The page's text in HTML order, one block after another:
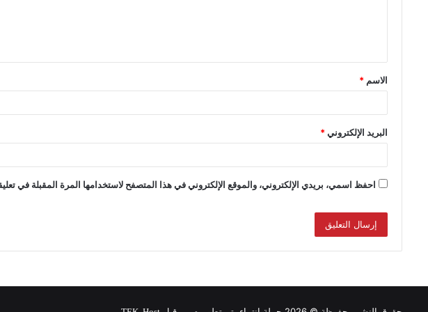
الاسم *
البريد الإلكتروني*
احفظ اسمي، بريدي الإلكتروني، والموقع الإلكتروني في هذا المتصفح لاستخدامها المرة المقبلة في